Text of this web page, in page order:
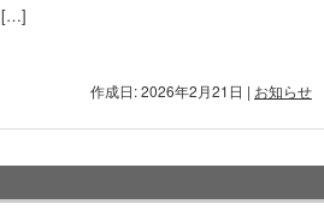
[…]
作成日: 2026年2月21日 | お知らせ